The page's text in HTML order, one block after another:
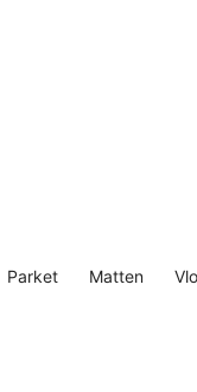
Parket Matten